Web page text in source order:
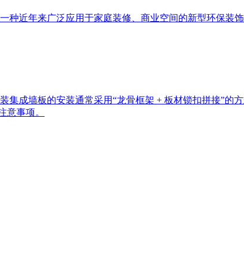
种近年来广泛应用于家庭装修、商业空间的新型环保装
集成墙板的安装通常采用“龙骨框架 + 板材锁扣拼接”的
意事项。